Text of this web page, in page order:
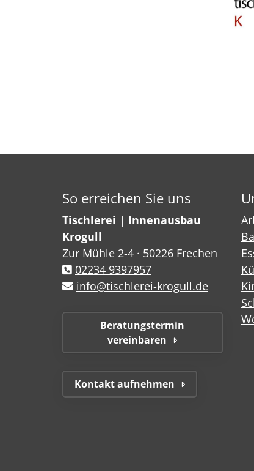
So erreichen Sie uns
Tischlerei | Innenausbau
Krogull
Zur Mühle 2-4 · 50226 Frechen
02234 9397957
info@tischlerei-krogull.de
Beratungstermin
vereinbaren
Kontakt aufnehmen